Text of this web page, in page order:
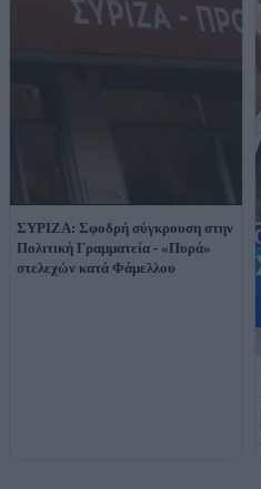
ΣΥΡΙΖΑ: Σφοδρή σύγκρουση στην
Πολιτική Γραμματεία - «Πυρά»
στελεχών κατά Φάμελλου